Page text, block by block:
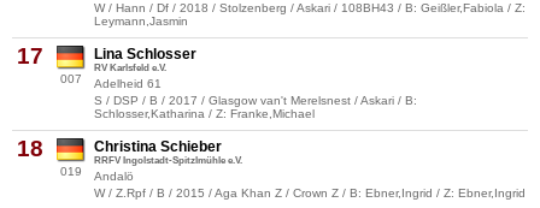
W / Hann / Df / 2018 / Stolzenberg / Askari / 108BH43 / B: Geißler,Fabiola / Z:
Leymann,Jasmin
17
007
Lina Schlosser
RV Karlsfeld e.V.
Adelheid 61
S / DSP / B / 2017 / Glasgow van't Merelsnest / Askari / B:
Schlosser,Katharina / Z: Franke,Michael
18
019
Christina Schieber
RRFV Ingolstadt-Spitzlmühle e.V.
Andalö
W / Z.Rpf / B / 2015 / Aga Khan Z / Crown Z / B: Ebner,Ingrid / Z: Ebner,Ingrid